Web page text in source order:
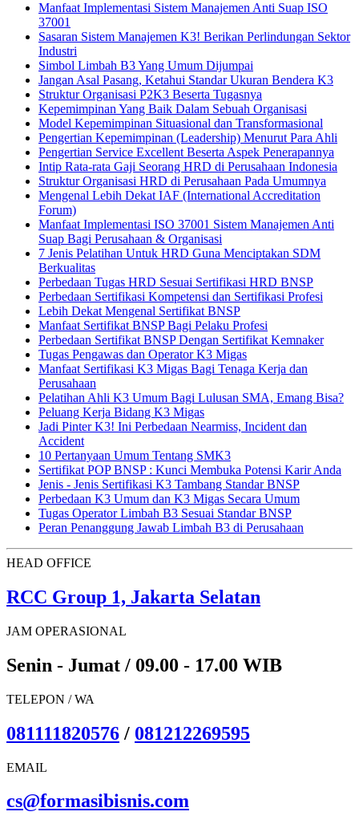
Manfaat Implementasi Sistem Manajemen Anti Suap ISO
37001
Sasaran Sistem Manajemen K3! Berikan Perlindungan Sektor
Industri
Simbol Limbah B3 Yang Umum Dijumpai
Jangan Asal Pasang, Ketahui Standar Ukuran Bendera K3
Struktur Organisasi P2K3 Beserta Tugasnya
Kepemimpinan Yang Baik Dalam Sebuah Organisasi
Model Kepemimpinan Situasional dan Transformasional
Pengertian Kepemimpinan (Leadership) Menurut Para Ahli
Pengertian Service Excellent Beserta Aspek Penerapannya
Intip Rata-rata Gaji Seorang HRD di Perusahaan Indonesia
Struktur Organisasi HRD di Perusahaan Pada Umumnya
Mengenal Lebih Dekat IAF (International Accreditation
Forum)
Manfaat Implementasi ISO 37001 Sistem Manajemen Anti
Suap Bagi Perusahaan & Organisasi
7 Jenis Pelatihan Untuk HRD Guna Menciptakan SDM
Berkualitas
Perbedaan Tugas HRD Sesuai Sertifikasi HRD BNSP
Perbedaan Sertifikasi Kompetensi dan Sertifikasi Profesi
Lebih Dekat Mengenal Sertifikat BNSP
Manfaat Sertifikat BNSP Bagi Pelaku Profesi
Perbedaan Sertifikat BNSP Dengan Sertifikat Kemnaker
Tugas Pengawas dan Operator K3 Migas
Manfaat Sertifikasi K3 Migas Bagi Tenaga Kerja dan
Perusahaan
Pelatihan Ahli K3 Umum Bagi Lulusan SMA, Emang Bisa?
Peluang Kerja Bidang K3 Migas
Jadi Pinter K3! Ini Perbedaan Nearmiss, Incident dan
Accident
10 Pertanyaan Umum Tentang SMK3
Sertifikat POP BNSP : Kunci Membuka Potensi Karir Anda
Jenis - Jenis Sertifikasi K3 Tambang Standar BNSP
Perbedaan K3 Umum dan K3 Migas Secara Umum
Tugas Operator Limbah B3 Sesuai Standar BNSP
Peran Penanggung Jawab Limbah B3 di Perusahaan
HEAD OFFICE
RCC Group 1, Jakarta Selatan
JAM OPERASIONAL
Senin - Jumat / 09.00 - 17.00 WIB
TELEPON / WA
081111820576 / 081212269595
EMAIL
cs@formasibisnis.com